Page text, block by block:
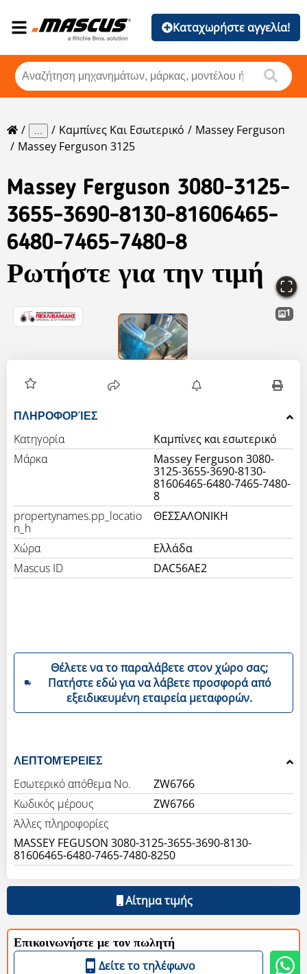
Καταχωρήστε αγγελία!
... Καμπίνες Και Εσωτερικό
Massey Ferguson
Massey Ferguson 3125
Massey Ferguson 3080-3125-
3655-3690-8130-81606465-
6480-7465-7480-8
Ρωτήστε για την τιμή
1
ΠΛΗΡΟΦΟΡΊΕΣ
Κατηγορία
Καμπίνες και εσωτερικό
Μάρκα
Massey Ferguson 3080-
3125-3655-3690-8130-
81606465-6480-7465-7480-
8
propertynames.pp_locatio
n_h
ΘΕΣΣΑΛΟΝΙΚΗ
Χώρα
Ελλάδα
Mascus ID
DAC56AE2
Θέλετε να το παραλάβετε στον χώρο σας;
Πατήστε εδώ για να λάβετε προσφορά από
εξειδικευμένη εταιρεία μεταφορών.
ΛΕΠΤΟΜΈΡΕΙΕΣ
Εσωτερικό απόθεμα Νο.
ZW6766
Κωδικός μέρους
ZW6766
Άλλες πληροφορίες
MASSEY FEGUSON 3080-3125-3655-3690-8130-
Αίτημα τιμής
Επικοινωνήστε με τον πωλητή
Δείτε το τηλέφωνο